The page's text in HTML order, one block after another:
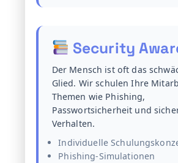
Security
Der Mensch ist oft das
Glied. Wir schulen Ihre
Themen wie Phishing,
Passwortsicherheit und
Verhalten.
Individuelle
Phishing-Simulationen